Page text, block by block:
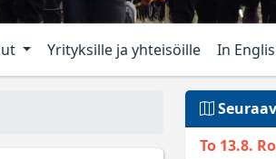
Yrityksille ja yhteisöille In
To 13.8.